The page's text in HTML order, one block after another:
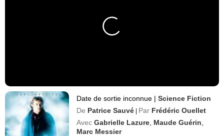
Date de sortie inconnue | Science Fiction
De Patrice Sauvé | Par Frédéric Ouellet
Avec Gabrielle Lazure Maude Guérin
Marc Messier